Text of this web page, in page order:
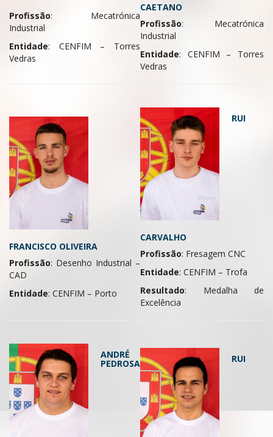
Profissão: Mecatrónica
Industrial
Entidade: CENFIM – Torres
Vedras
CAETANO
Profissão: Mecatrónica
Industrial
Entidade: CENFIM – Torres
Vedras
FRANCISCO OLIVEIRA
Profissão: Desenho Industrial –
CAD
Entidade: CENFIM – Porto
RUI
CARVALHO
Profissão: Fresagem CNC
Entidade: CENFIM – Trofa
Resultado: Medalha de
Excelência
ANDRÉ
PEDROSA RUI